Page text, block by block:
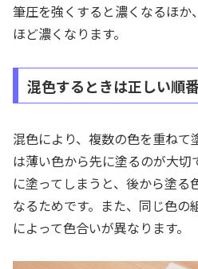
筆圧を強くすると濃くなるほか
ほど濃くなります。
混色するときは正しい順
混色により、複数の色を重ねて
は薄い色から先に塗るのが大切
に塗ってしまうと、後から塗る
なるためです。また、同じ色の
によって色合いが異なります。